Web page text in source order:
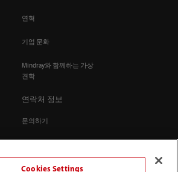
연혁
기업 문화
Mindray와 함께하는 가상
견학
연락처 정보
문의하기
Cookies Settings